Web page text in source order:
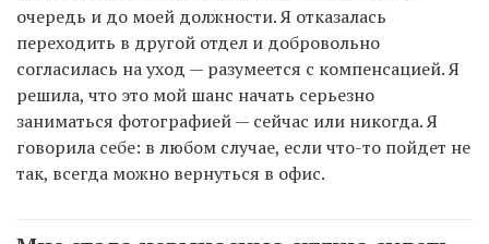
очередь и до моей должности. Я отказалась
переходить в другой отдел и добровольно
согласилась на уход — разумеется с компенсацией. Я
решила, что это мой шанс начать серьезно
заниматься фотографией — сейчас или никогда. Я
говорила себе: в любом случае, если что-то пойдет не
так, всегда можно вернуться в офис.